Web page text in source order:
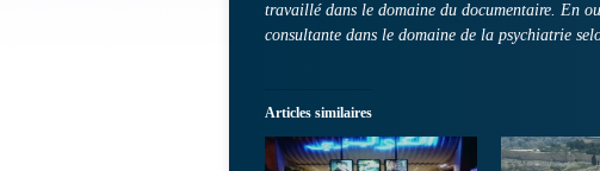
travaillé dans le domaine du documentaire. En
consultante dans le domaine de la psychiatrie
Articles similaires